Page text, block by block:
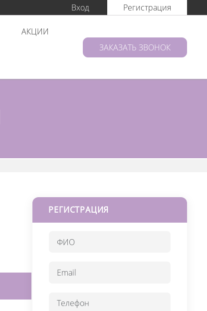
Вход Регистрация
АКЦИИ
ЗАКАЗАТЬ ЗВОНОК
РЕГИСТРАЦИЯ